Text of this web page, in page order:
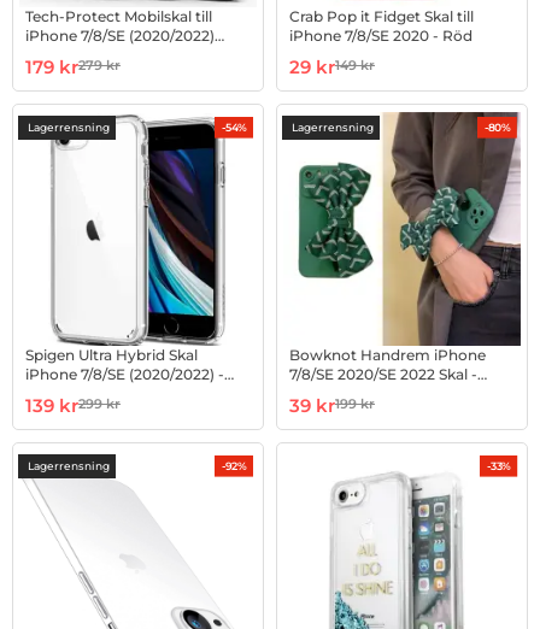
Tech-Protect Mobilskal till
iPhone 7/8/SE (2020/2022)
Art. nr 1002926877
rea pris
179 krtidigare pris
279 kr
Crab Pop it Fidget Skal till
iPhone 7/8/SE 2020 - Röd
Art. nr 1002849608
rea pris
29 krtidigare pris
149 kr
Lagerrensning -54%
Spigen Ultra Hybrid Skal
iPhone 7/8/SE (2020/2022) -
Art. nr 1002817523
rea pris
139 krtidigare pris
299 kr
Lagerrensning -80%
Bowknot Handrem iPhone
7/8/SE 2020/SE 2022 Skal -
Art. nr 1002891123
rea pris
39 krtidigare pris
199 kr
Lagerrensning -92% -33%